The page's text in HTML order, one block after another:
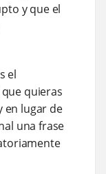
y que el
el
que quieras
en lugar de
una frase